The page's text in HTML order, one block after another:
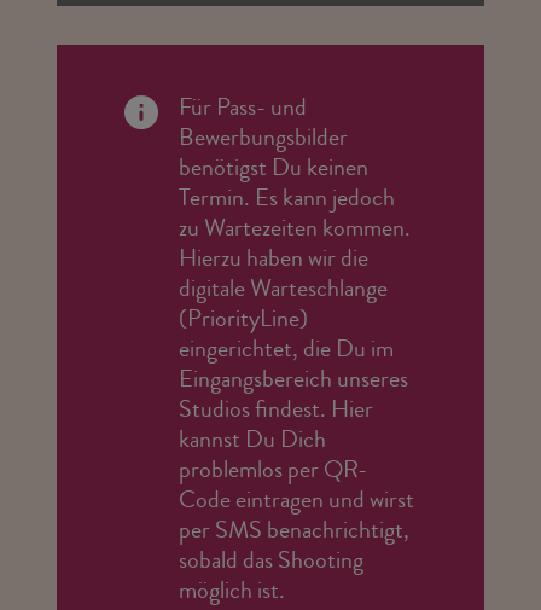
Für Pass- und
Bewerbungsbilder
benötigst Du keinen
Termin. Es kann jedoch
zu Wartezeiten kommen.
Hierzu haben wir die
digitale Warteschlange
(PriorityLine)
eingerichtet, die Du im
Eingangsbereich unseres
Studios findest. Hier
kannst Du Dich
problemlos per QR-
Code eintragen und wirst
per SMS benachrichtigt,
sobald das Shooting
möglich ist.